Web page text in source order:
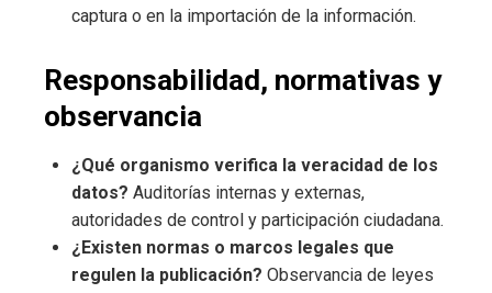
captura o en la importación de la información.
Responsabilidad, normativas y
observancia
¿Qué organismo verifica la veracidad de los
datos? Auditorías internas y externas,
autoridades de control y participación ciudadana.
¿Existen normas o marcos legales que
regulen la publicación? Observancia de leyes